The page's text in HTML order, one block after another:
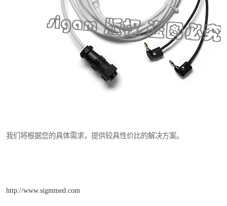
我们将根据您的具体需求，提供较具性价比的解决方案。
http://www.sigmmed.com